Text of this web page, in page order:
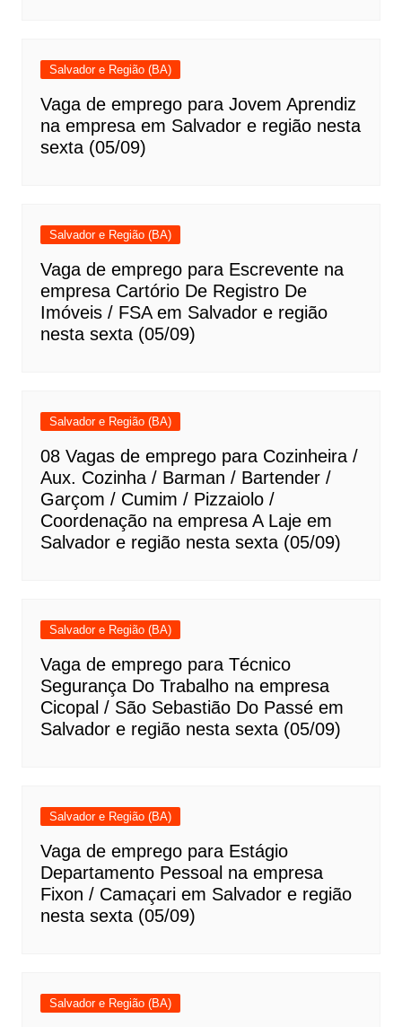
Salvador e Região (BA)
Vaga de emprego para Jovem Aprendiz
na empresa em Salvador e região nesta
sexta (05/09)
Salvador e Região (BA)
Vaga de emprego para Escrevente na
empresa Cartório De Registro De
Imóveis / FSA em Salvador e região
nesta sexta (05/09)
Salvador e Região (BA)
08 Vagas de emprego para Cozinheira /
Aux. Cozinha / Barman / Bartender /
Garçom / Cumim / Pizzaiolo /
Coordenação na empresa A Laje em
Salvador e região nesta sexta (05/09)
Salvador e Região (BA)
Vaga de emprego para Técnico
Segurança Do Trabalho na empresa
Cicopal / São Sebastião Do Passé em
Salvador e região nesta sexta (05/09)
Salvador e Região (BA)
Vaga de emprego para Estágio
Departamento Pessoal na empresa
Fixon / Camaçari em Salvador e região
nesta sexta (05/09)
Salvador e Região (BA)